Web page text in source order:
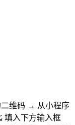
维码 → 从小程序
填入下方输入框